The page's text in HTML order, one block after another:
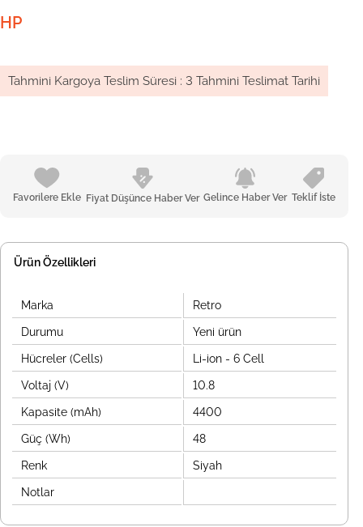
HP
Tahmini Kargoya Teslim Süresi : 3 Tahmini Teslimat Tarihi
Favorilere Ekle Fiyat Düşünce Haber Ver Gelince Haber Ver Teklif İste
Ürün Özellikleri
Marka Retro
Durumu Yeni ürün
Hücreler (Cells) Li-ion - 6 Cell
Voltaj (V) 10.8
Kapasite (mAh) 4400
Güç (Wh) 48
Renk Siyah
Notlar